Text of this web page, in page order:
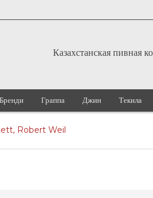
Казахстанская пивная
Бренди Граппа Джин Текила
Robert Weil